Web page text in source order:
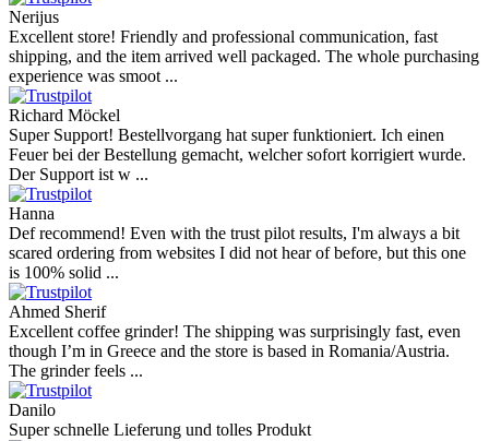
Nerijus
Excellent store! Friendly and professional communication, fast
shipping, and the item arrived well packaged. The whole purchasing
experience was smoot ...
Richard Möckel
Super Support! Bestellvorgang hat super funktioniert. Ich einen
Feuer bei der Bestellung gemacht, welcher sofort korrigiert wurde.
Der Support ist w ...
Hanna
Def recommend! Even with the trust pilot results, I'm always a bit
scared ordering from websites I did not hear of before, but this one
is 100% solid ...
Ahmed Sherif
Excellent coffee grinder! The shipping was surprisingly fast, even
though I’m in Greece and the store is based in Romania/Austria.
The grinder feels ...
Danilo
Super schnelle Lieferung und tolles Produkt